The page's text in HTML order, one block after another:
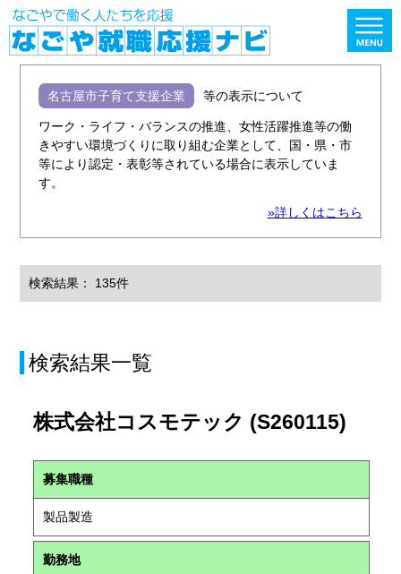
名古屋市子育て支援企業 等の表示について
ワーク・ライフ・バランスの推進、女性活躍推進等の働
きやすい環境づくりに取り組む企業として、国・県・市
等により認定・表彰等されている場合に表示していま
す。
»詳しくはこちら
検索結果： 135件
検索結果一覧
株式会社コスモテック (S260115)
募集職種
製品製造
勤務地